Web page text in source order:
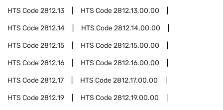
HTS Code2812.13 HTS Code2812.13.00.00
HTS Code2812.14 HTS Code2812.14.00.00
HTS Code2812.15 HTS Code2812.15.00.00
HTS Code2812.16 HTS Code2812.16.00.00
HTS Code2812.17 HTS Code2812.17.00.00
HTS Code2812.19 HTS Code2812.19.00.00